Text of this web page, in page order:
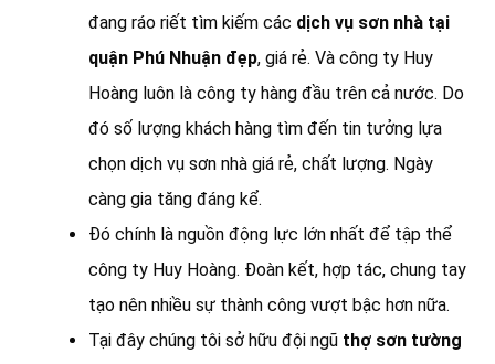
đang ráo riết tìm kiếm các dịch vụ sơn nhà tại
quận Phú Nhuận đẹp, giá rẻ. Và công ty Huy
Hoàng luôn là công ty hàng đầu trên cả nước. Do
đó số lượng khách hàng tìm đến tin tưởng lựa
chọn dịch vụ sơn nhà giá rẻ, chất lượng. Ngày
càng gia tăng đáng kể.
Đó chính là nguồn động lực lớn nhất để tập thể
công ty Huy Hoàng. Đoàn kết, hợp tác, chung tay
tạo nên nhiều sự thành công vượt bậc hơn nữa.
Tại đây chúng tôi sở hữu đội ngũ thợ sơn tường